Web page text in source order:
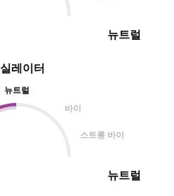
레이터
뉴트럴
바이
스트롱 바이
뉴트럴
뉴트럴